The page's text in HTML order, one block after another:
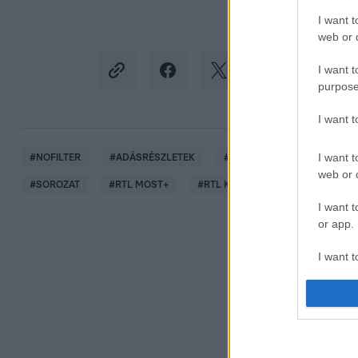
I want
web or
I want
I want
I want
web or
I want
or app.
I want
I want
#NOFILTER #ADÁSRÉSZLETEK # EMLÉKEZETES JELENET
#SOROZAT #RTL MOST+ #RTL KLUB